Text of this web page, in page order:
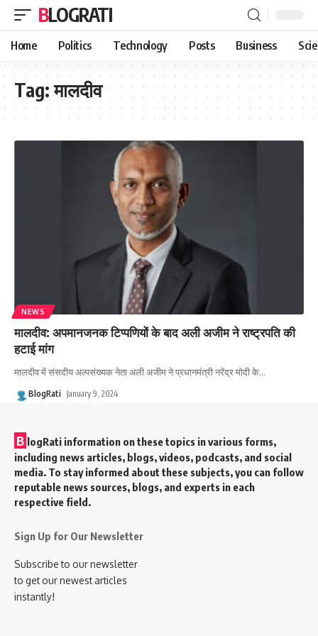
BLOGRATI
Home Politics Technology Posts Business
Tag:मालदीव
NEWS
मालदीव: अपमानजनक टिप्पणियों के बाद अली अजीम ने राष्ट्रपति की
हटाई मांग
मालदीव में संसदीय अल्पसंख्यक नेता अली अजीम ने प्रधानमंत्री नरेंद्र मोदी के…
BlogRati January 9, 2024
B logRati information on these topics in various forms,
including news articles, blogs, videos, podcasts, and social
media. To stay informed about these subjects, you can follow
reputable news sources, blogs, and experts in each
respective field.
Sign Up for Our Newsletter
Subscribe to our newsletter
to get our newest articles
instantly!